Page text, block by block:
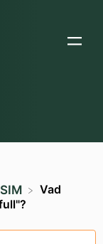
Vad